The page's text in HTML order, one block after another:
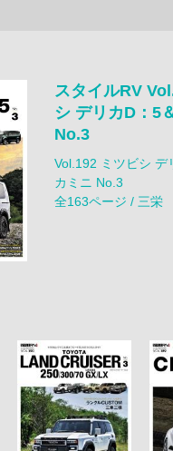
スタイルRV
シ デリカD：5
No.3
Vol.192 ミツビシ デ
カミニ No.3
全163ページ / 三栄